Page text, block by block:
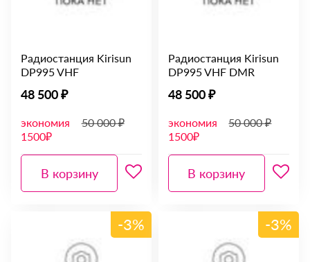
Радиостанция Kirisun
DP995 VHF
48 500 ₽
экономия
1500₽
50 000 ₽
В корзину
Радиостанция Kirisun
DP995 VHF DMR
48 500 ₽
экономия
1500₽
50 000 ₽
В корзину
-3% -3%